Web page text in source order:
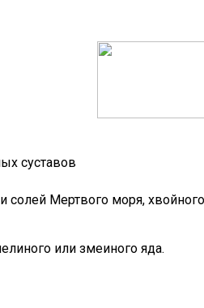
суставов
Мертвого моря, хвойного
или змеиного яда.